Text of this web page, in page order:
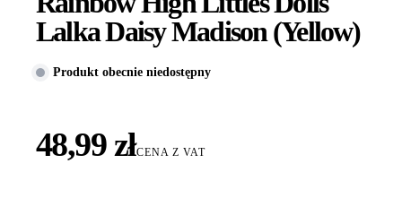
Lalka Daisy Madison (Yellow)
Produkt obecnie niedostępny
48,99 złCENA Z VAT